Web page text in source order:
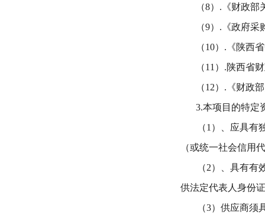
（8）.《财政部
（9） .《政府采
（10） .《陕西
（11 ） .陕西省
（12） .《财政
3.本项目的特定
（1）、应具有
（或统一社会信用
（2）、具有有
供法定代表人身份
（3）供应商须